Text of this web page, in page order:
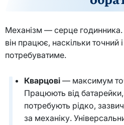
Механізм — серце годинника.
він працює, наскільки точний
потребуватиме.
Кварцові — максимум
Працюють від
потребують рідко,
за механіку.